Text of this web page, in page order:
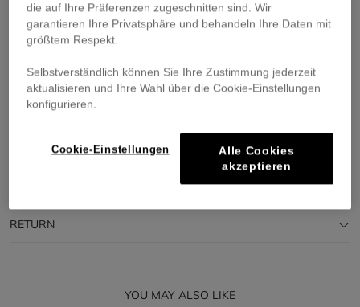
Pay in 4 interest-free instalments
🔒 Secure payment & easy returns
DESCRIPTION
TRACEABILITY
RETURN
YOU MAY ALSO LIKE
die auf Ihre Präferenzen zugeschnitten sind. Wir
garantieren Ihre Privatsphäre und behandeln Ihre Daten mit
größtem Respekt.
Selbstverständlich können Sie Ihre Zustimmung jederzeit
aktualisieren und Ihre Wahl über die Cookie-Einstellungen
konfigurieren.
Cookie-Einstellungen
Alle Cookies
akzeptieren